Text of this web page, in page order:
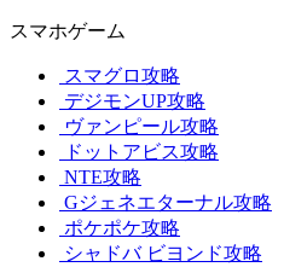
スマホゲーム
スマグロ攻略
デジモンUP攻略
ヴァンピール攻略
ドットアビス攻略
NTE攻略
Gジェネエターナル攻略
ポケポケ攻略
シャドバ ビヨンド攻略